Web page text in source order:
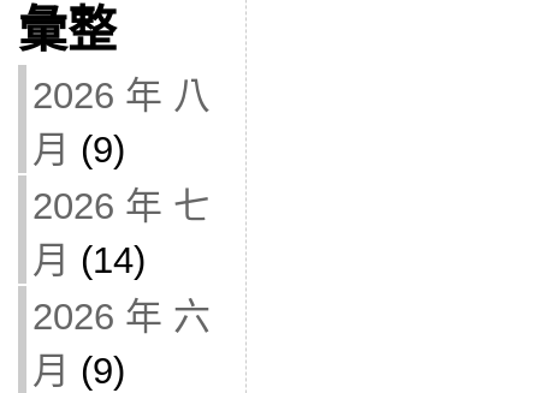
彙整
2026 年 八
月 (9)
2026 年 七
月 (14)
2026 年 六
月 (9)